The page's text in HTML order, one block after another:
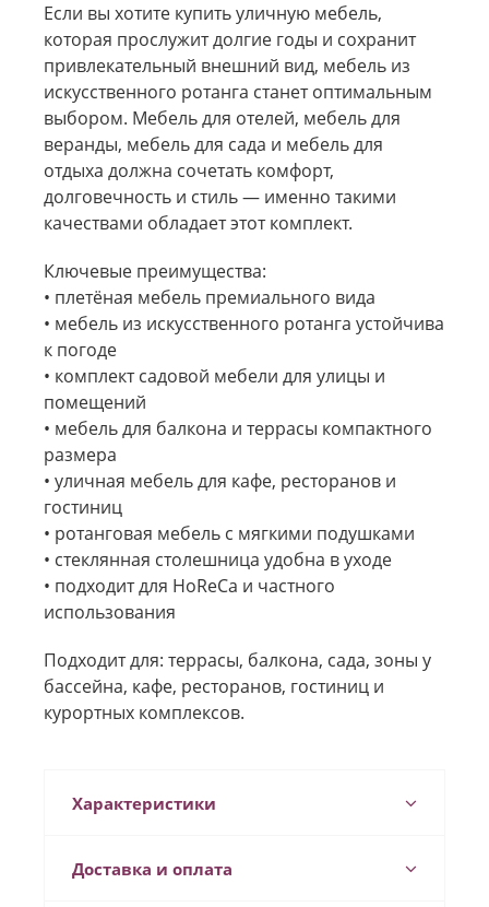
Если вы хотите купить уличную мебель,
которая прослужит долгие годы и сохранит
привлекательный внешний вид, мебель из
искусственного ротанга станет оптимальным
выбором. Мебель для отелей, мебель для
веранды, мебель для сада и мебель для
отдыха должна сочетать комфорт,
долговечность и стиль — именно такими
качествами обладает этот комплект.
Ключевые преимущества:
• плетёная мебель премиального вида
• мебель из искусственного ротанга устойчива
к погоде
• комплект садовой мебели для улицы и
помещений
• мебель для балкона и террасы компактного
размера
• уличная мебель для кафе, ресторанов и
гостиниц
• ротанговая мебель с мягкими подушками
• стеклянная столешница удобна в уходе
• подходит для HoReCa и частного
использования
Подходит для: террасы, балкона, сада, зоны у
бассейна, кафе, ресторанов, гостиниц и
курортных комплексов.
Характеристики
Доставка и оплата